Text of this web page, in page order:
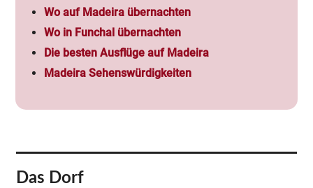
Wo auf Madeira übernachten
Wo in Funchal übernachten
Die besten Ausflüge auf Madeira
Madeira Sehenswürdigkeiten
Das Dorf